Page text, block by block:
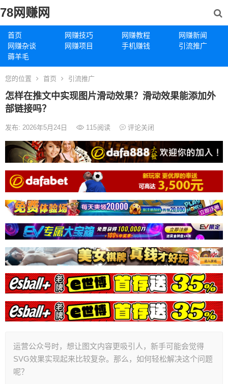
78网赚网
首页 网赚技巧 网赚教程
网赚新闻
网赚杂谈
网赚项目 手机赚钱
引流推广
薅羊毛
您的位置 首页 引流推广
怎样在推文中实现图片滑动效果？滑动效果能添加外
部链接吗？
发布: 2026年5月24日 115阅读 评论关闭
运营公众号时，想让图文内容更吸引人，新手可能会觉得
SVG效果实现起来比较复杂。那么，如何轻松解决这个问题
呢？